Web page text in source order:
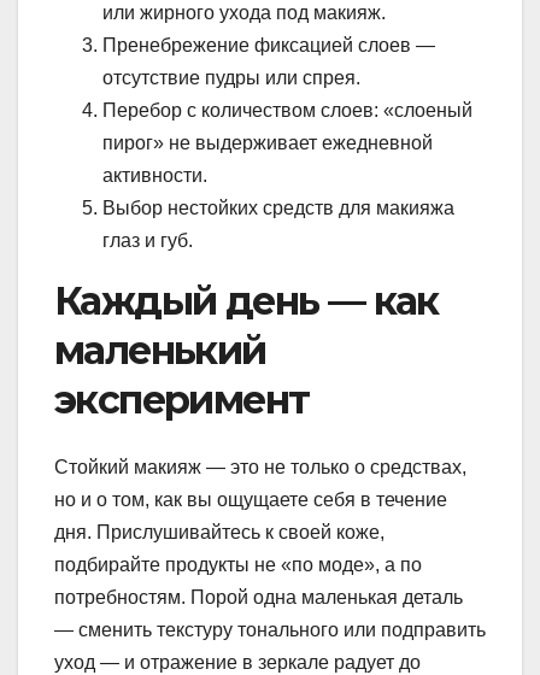
или жирного ухода под макияж.
Пренебрежение фиксацией слоев —
отсутствие пудры или спрея.
Перебор с количеством слоев: «слоеный
пирог» не выдерживает ежедневной
активности.
Выбор нестойких средств для макияжа
глаз и губ.
Каждый день — как
маленький
эксперимент
Стойкий макияж — это не только о средствах,
но и о том, как вы ощущаете себя в течение
дня. Прислушивайтесь к своей коже,
подбирайте продукты не «по моде», а по
потребностям. Порой одна маленькая деталь
— сменить текстуру тонального или подправить
уход — и отражение в зеркале радует до